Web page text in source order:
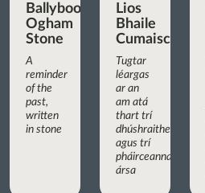
Ballyboodan
Ogham
Stone
A
reminder
of the
past,
written
in stone
Lios
Bhaile
Cumaisc
Tugtar
léargas
ar an
am atá
thart trí
dhúshraitheanna
agus trí
pháirceanna
ársa